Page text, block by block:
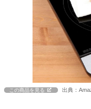
この商品を見る 出典：